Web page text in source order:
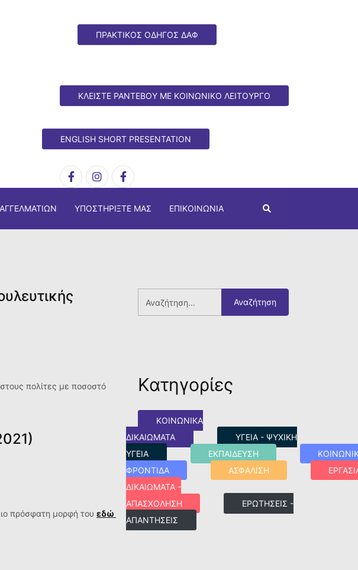
ΠΡΑΚΤΙΚΟΣ ΟΔΗΓΟΣ ΔΑΦ
ΚΛΕΙΣΤΕ ΡΑΝΤΕΒΟΥ ΜΕ ΚΟΙΝΩΝΙΚΟ ΛΕΙΤΟΥΡΓΟ
ENGLISH SHORT PRESENTATION
ΥΠΟΣΤΗΡΊΞΤΕ ΜΑΣ ΕΠΙΚΟΙΝΩΝΊΑ
πολίτες με ποσοστό
πρόσφατη μορφή του εδώ
Αναζήτηση
Κατηγορίες
ΚΟΙΝΩΝΙΚΑ
ΔΙΚΑΙΩΜΑΤΑ
ΥΓΕΙΑ - ΨΥΧΙΚΗ
ΥΓΕΙΑ
ΕΚΠΑΙΔΕΥΣΗ
ΦΡΟΝΤΙΔΑ
ΑΣΦΑΛΙΣΗ
ΔΙΚΑΙΩΜΑΤΑ -
ΑΠΑΣΧΟΛΗΣΗ
ΕΡΩΤΗΣΕΙΣ -
ΑΠΑΝΤΗΣΕΙΣ